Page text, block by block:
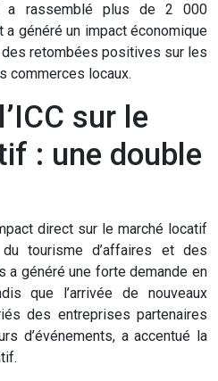
a rassemblé plus de 2 000
généré un impact économique
retombées positives sur les
commerces locaux.
sur le
: une double
direct sur le marché locatif
du tourisme d’affaires et des
généré une forte demande en
que l’arrivée de nouveaux
des entreprises partenaires
d’événements, a accentué la